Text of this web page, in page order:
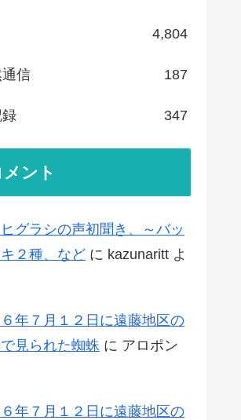
4,804
信 187
347
ント
グラシの声初聞き、～バッ
２種、など に kazunaritt よ
年７月１２日に遠藤地区の
見られた蜘蛛 に アロポン
年７月１２日に遠藤地区の